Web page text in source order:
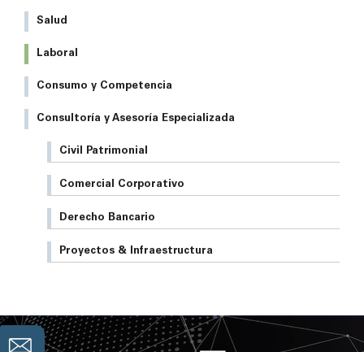
Salud
Laboral
Consumo y Competencia
Consultoría y Asesoría Especializada
Civil Patrimonial
Comercial Corporativo
Derecho Bancario
Proyectos & Infraestructura